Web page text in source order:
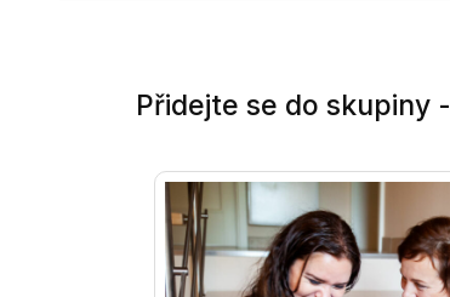
Přidejte se do skupiny -